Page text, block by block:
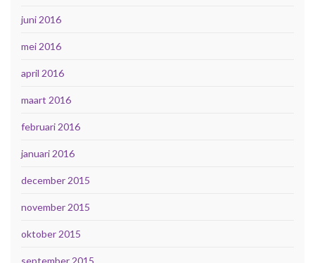
juni 2016
mei 2016
april 2016
maart 2016
februari 2016
januari 2016
december 2015
november 2015
oktober 2015